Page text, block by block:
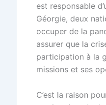
est responsable
Géorgie, deux
occuper de la
assurer que la
participation à la
missions et ses
C’est la raison